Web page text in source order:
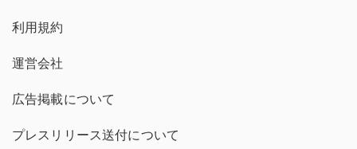
利用規約
運営会社
広告掲載について
プレスリリース送付について